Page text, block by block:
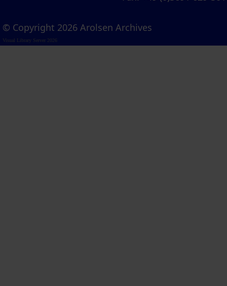
© Copyright 2026 Arolsen Archives
Visual Library Server 2026